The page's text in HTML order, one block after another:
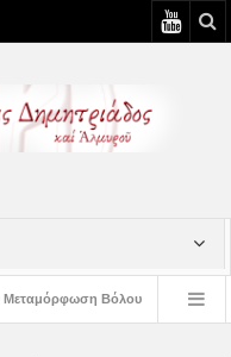
Επίσκεψη του Δ/ντού της Β/